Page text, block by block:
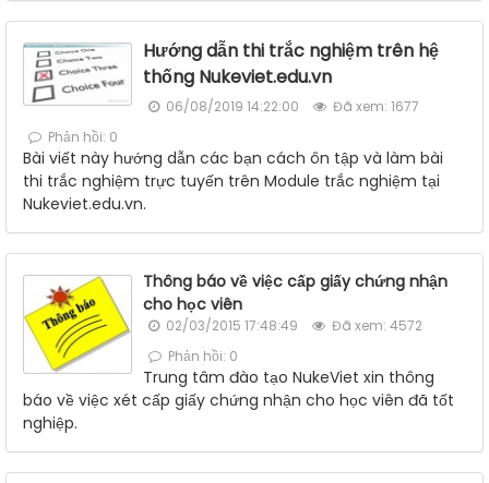
Hướng dẫn thi trắc nghiệm trên hệ
thống Nukeviet.edu.vn
06/08/2019 14:22:00
Đã xem: 1677
Phản hồi: 0
Bài viết này hướng dẫn các bạn cách ôn tập và làm bài
thi trắc nghiệm trực tuyến trên Module trắc nghiệm tại
Nukeviet.edu.vn.
Thông báo về việc cấp giấy chứng nhận
cho học viên
02/03/2015 17:48:49
Đã xem: 4572
Phản hồi: 0
Trung tâm đào tạo NukeViet xin thông
báo về việc xét cấp giấy chứng nhận cho học viên đã tốt
nghiệp.